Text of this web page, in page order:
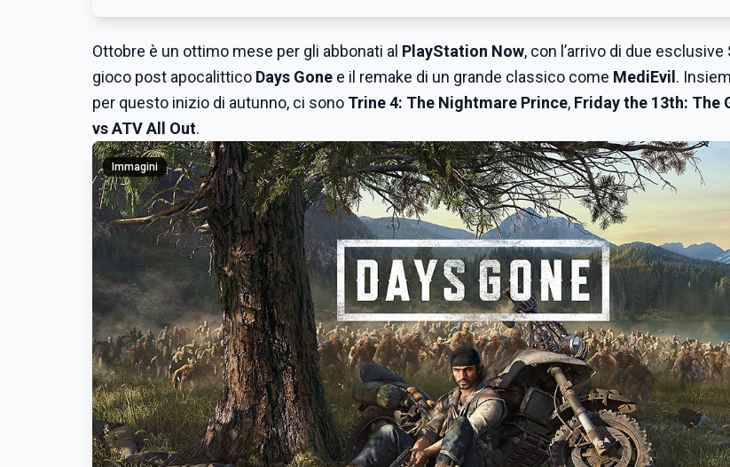
Ottobre è un ottimo mese per gli abbonati al PlayStation Now, con l’arrivo di due esclusive
gioco post apocalittico Days Gone e il remake di un grande classico come MediEvil .
per questo inizio di autunno, ci sono Trine 4: The Nightmare Prince, Friday the 13th: The
vs ATV All Out.
Immagini